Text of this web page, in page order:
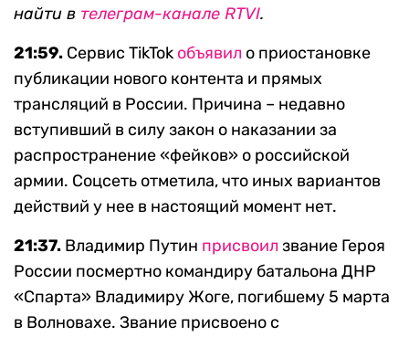
найти в телеграм-канале RTVI.
21:59. Сервис TikTok объявил о приостановке
публикации нового контента и прямых
трансляций в России. Причина – недавно
вступивший в силу закон о наказании за
распространение «фейков» о российской
армии. Соцсеть отметила, что иных вариантов
действий у нее в настоящий момент нет.
21:37. Владимир Путин присвоил звание Героя
России посмертно командиру батальона ДНР
«Спарта» Владимиру Жоге, погибшему 5 марта
в Волновахе. Звание присвоено с